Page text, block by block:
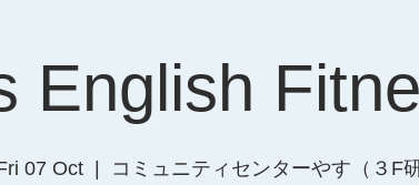
English
07 Oct
  |
コミュニティセンターやす（３F